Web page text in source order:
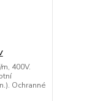
400V.
Ochranné